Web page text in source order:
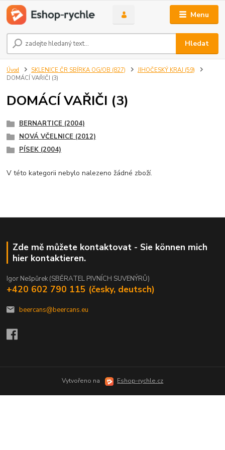
Menu
Hledat
Úvod SKLENICE ČR SBÍRKA OG/OB (827)
JIHOČESKÝ KRAJ (59)
DOMÁCÍ VAŘIČI (3)
DOMÁCÍ VAŘIČI (3)
BERNARTICE (2004)
NOVÁ VČELNICE (2012)
PÍSEK (2004)
V této kategorii nebylo nalezeno žádné zboží.
Zde mě můžete kontaktovat - Sie können mich
hier kontaktieren.
Igor Nešpůrek (SBĚRATEL PIVNÍCH SUVENÝRŮ)
+420 602 790 115 (česky, deutsch)
beercans@beercans.eu
Vytvořeno na Eshop-rychle.cz